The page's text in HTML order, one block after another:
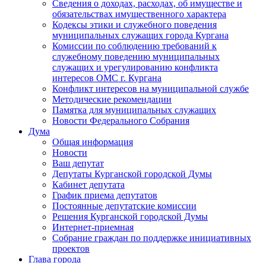
Сведения о доходах, расходах, об имуществе и
обязательствах имущественного характера
Кодексы этики и служебного поведения
муниципальных служащих города Кургана
Комиссии по соблюдению требований к
служебному поведению муниципальных
служащих и урегулированию конфликта
интересов ОМС г. Кургана
Конфликт интересов на муниципальной службе
Методические рекомендации
Памятка для муниципальных служащих
Новости Федерального Cобрания
Дума
Общая информация
Новости
Ваш депутат
Депутаты Курганской городской Думы
Кабинет депутата
График приема депутатов
Постоянные депутатские комиссии
Решения Курганской городской Думы
Интернет-приемная
Собрание граждан по поддержке инициативных
проектов
Глава города